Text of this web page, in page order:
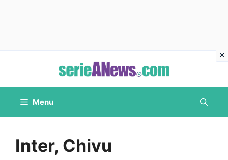
contenuto
Menu
Inter, Chivu